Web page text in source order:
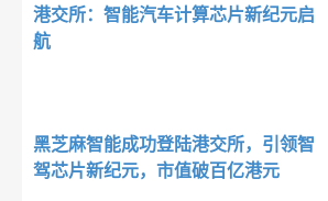
港交所：智能汽车计算芯片新纪元启
航
黑芝麻智能成功登陆港交所，引领智
驾芯片新纪元，市值破百亿港元